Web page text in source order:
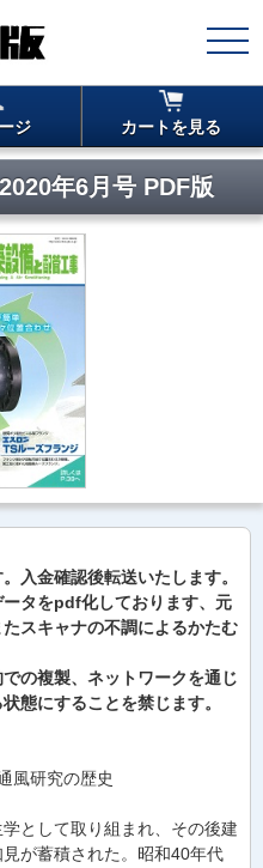
ジ カートを見る
年6月号 PDF版
入金確認後転送いたします。
ータをpdf化しております、元
スキャナの不調によるかたむ
の複製、ネットワークを通じ
態にすることを禁じます。
風研究の歴史
として取り組まれ、その後建
が蓄積された。昭和40年代